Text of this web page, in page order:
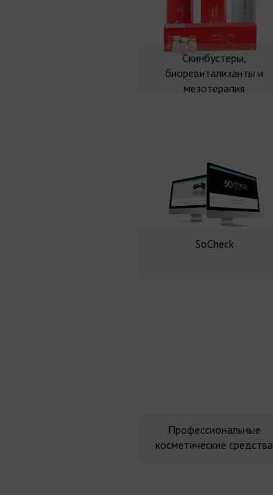
Скинбустеры,
биоревитализанты и
мезотерапия
SoCheck
Профессиональные
косметические средства